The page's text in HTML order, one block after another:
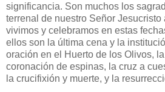
significancia. Son muchos los
terrenal de nuestro Señor Jesucristo
vivimos y celebramos en estas
ellos son la última cena y la
oración en el Huerto de los Olivos,
coronación de espinas, la cruz a
la crucifixión y muerte, y la